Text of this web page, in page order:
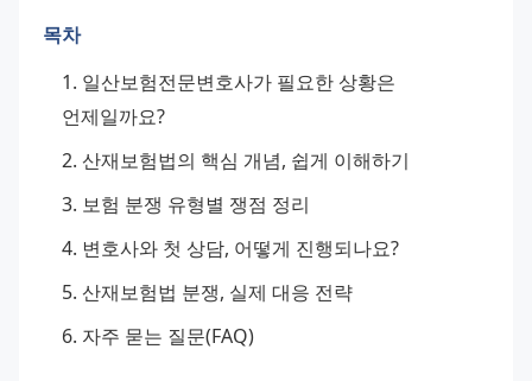
목차
일산보험전문변호사가 필요한 상황은
언제일까요?
산재보험법의 핵심 개념, 쉽게 이해하기
보험 분쟁 유형별 쟁점 정리
변호사와 첫 상담, 어떻게 진행되나요?
산재보험법 분쟁, 실제 대응 전략
자주 묻는 질문(FAQ)